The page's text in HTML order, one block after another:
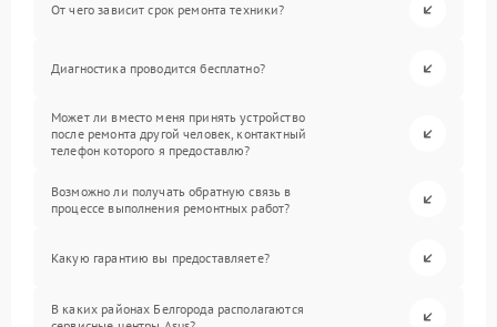
От чего зависит срок ремонта техники?
Диагностика проводится бесплатно?
Может ли вместо меня принять устройство
после ремонта другой человек, контактный
телефон которого я предоставлю?
Возможно ли получать обратную связь в
процессе выполнения ремонтных работ?
Какую гарантию вы предоставляете?
В каких районах Белгорода располагаются